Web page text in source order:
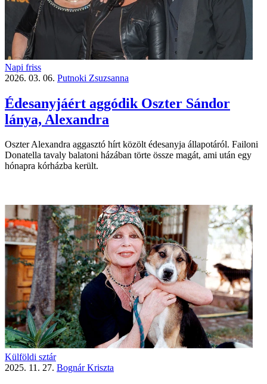
Napi friss
2026. 03. 06. Putnoki Zsuzsanna
Édesanyjáért aggódik Oszter Sándor
lánya, Alexandra
Oszter Alexandra aggasztó hírt közölt édesanyja állapotáról. Failoni
Donatella tavaly balatoni házában törte össze magát, ami után egy
hónapra kórházba került.
Külföldi sztár
2025. 11. 27. Bognár Kriszta